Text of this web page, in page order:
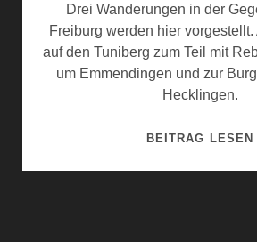
Drei Wanderungen in der
Freiburg werden hier
auf den Tuniberg zum Teil mit
um Emmendingen und zur
Hecklingen.
BEITRAG LESEN